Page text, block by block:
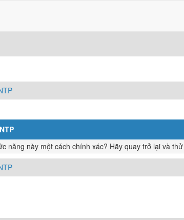
năng này một cách chính xác? Hãy quay trở lại và